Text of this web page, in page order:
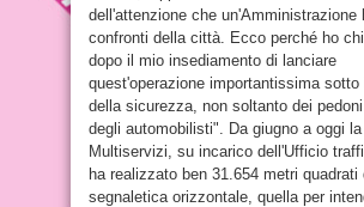
dell'attenzione che un'Amministrazione
confronti della città. Ecco perché ho
dopo il mio insediamento di lanciare
quest'operazione importantissima sotto
della sicurezza, non soltanto dei
degli automobilisti". Da giugno a oggi la
Multiservizi, su incarico dell'Ufficio
ha realizzato ben 31.654 metri quadrati
segnaletica orizzontale, quella per